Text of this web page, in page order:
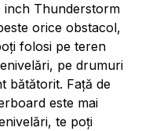
Thunderstorm
orice obstacol,
folosi pe teren
pe drumuri
bătătorit. Față de
este mai
te poți